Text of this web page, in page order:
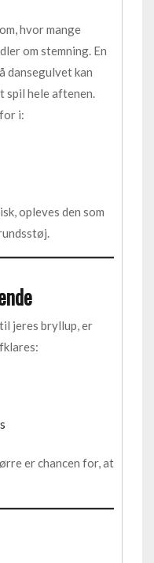
hvor mange
om stemning. En
dansegulvet kan
spil hele aftenen.
i:
opleves den som
jeres bryllup, er
er chancen for, at